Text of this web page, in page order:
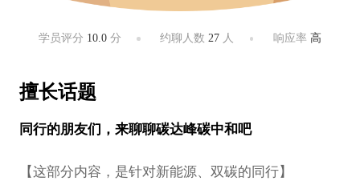
学员评分 10.0 分 约聊人数 27 人 响应率 高
擅长话题
同行的朋友们，来聊聊碳达峰碳中和吧
【这部分内容，是针对新能源、双碳的同行】